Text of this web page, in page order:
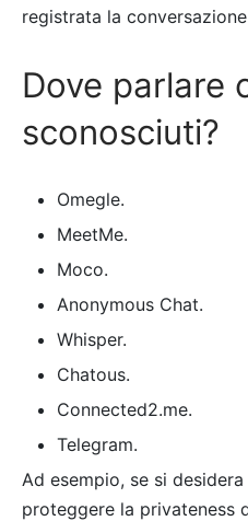
registrata la
Dove parlare
sconosciuti?
Omegle.
MeetMe.
Moco.
Anonymous Chat.
Whisper.
Chatous.
Connected2.me.
Telegram.
Ad esempio, se si
proteggere la privateness